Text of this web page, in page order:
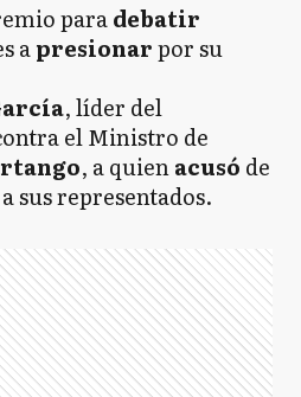
paradebatir
apresionarpor su
, líder del
el Ministro de
, a quienacusó de
a sus representados.